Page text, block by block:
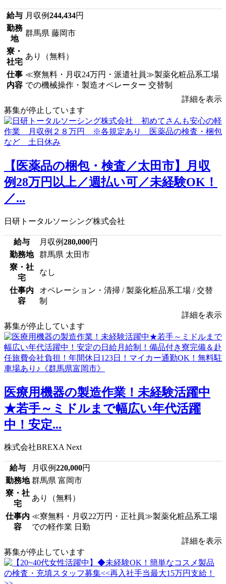
給与 月収例244,434円
勤務
地
群馬県 藤岡市
寮・
社宅
あり（無料）
仕事
内容
≪寮無料・月収24万円・派遣社員≫製薬化粧品系工場
での機械操作・製造オペレーター 交替制
詳細を表示
募集が停止しています
【医薬品の梱包・検査／太田市】月収
例28万円以上／週払い可／未経験OK！
／...
日研トータルソーシング株式会社
給与 月収例280,000円
勤務地
群馬県 太田市
寮・社
宅
なし
仕事内
容
オペレーション・清掃 / 製薬化粧品系工場 / 交替
制
詳細を表示
募集が停止しています
医療用機器の製造作業！未経験活躍中
★若手～ミドルまで幅広い年代活躍
中！安定...
株式会社BREXA Next
給与 月収例220,000円
勤務地 群馬県 富岡市
寮・社
宅
あり（無料）
仕事内
容
≪寮無料・月収22万円・正社員≫製薬化粧品系工場
での軽作業 日勤
詳細を表示
募集が停止しています